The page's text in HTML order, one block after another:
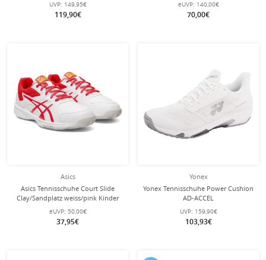
UVP: 149,95€
119,90€
eUVP: 140,00€
70,00€
Asics
Asics Tennisschuhe Court Slide
Clay/Sandplatz weiss/pink Kinder
eUVP: 50,00€
37,95€
Yonex
Yonex Tennisschuhe Power Cushion
AD-ACCEL
Clay/Sandplatz/Leichtigkeit 2024
weiss Damen
UVP: 159,90€
103,93€